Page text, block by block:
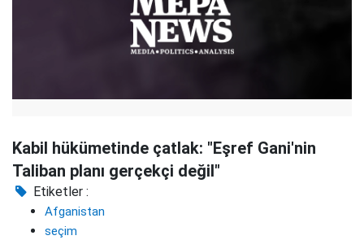
Kabil hükümetinde çatlak: "Eşref Gani'nin
Taliban planı gerçekçi değil"
Etiketler :
Afganistan
seçim